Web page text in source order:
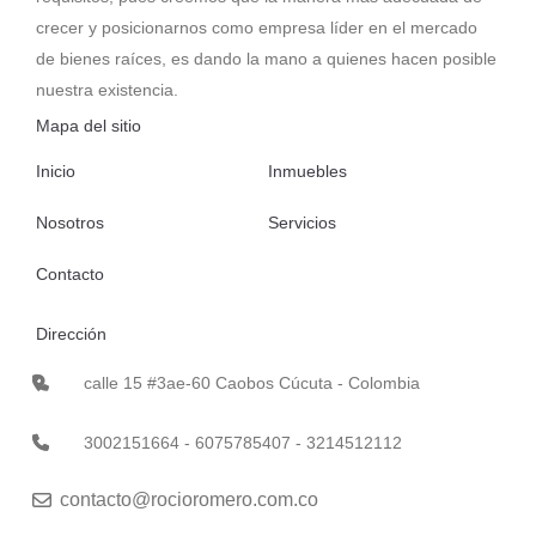
crecer y posicionarnos como empresa líder en el mercado
de bienes raíces, es dando la mano a quienes hacen posible
nuestra existencia.
Mapa del sitio
Inicio Inmuebles
Nosotros Servicios
Contacto
Dirección
calle 15 #3ae-60 Caobos Cúcuta - Colombia
3002151664 - 6075785407 - 3214512112
contacto@rocioromero.com.co